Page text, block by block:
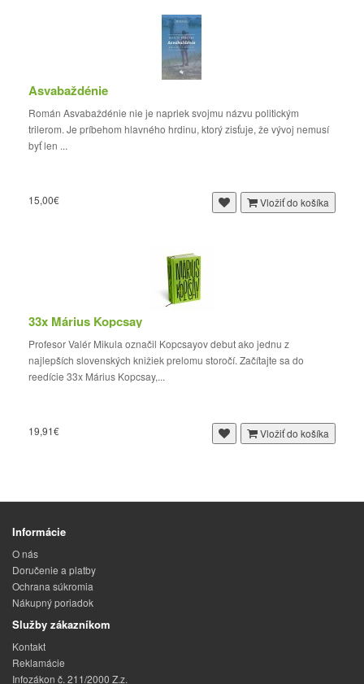
Asvabaždénie
Román Asvabaždénie nie je napriek svojmu názvu politickým
trilerom. Je príbehom hlavného hrdinu, ktorý zisťuje, že vývoj nemusí
byť len ...
15,00€ Vložiť do košíka
33x Márius Kopcsay
Profesor Valér Mikula označil Kopcsayov debut ako jednu z
najlepších slovenských knižiek prelomu storočí. Začítajte sa do
reedície 33x Márius Kopcsay,...
19,91€ Vložiť do košíka
Informácie
O nás
Doručenie a platby
Ochrana súkromia
Nákupný poriadok
Služby zákazníkom
Kontakt
Reklamácie
Infozákon č. 211/2000 Z.z.